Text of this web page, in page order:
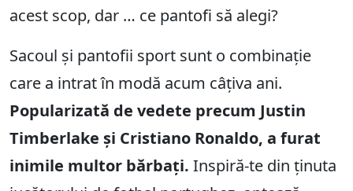
acest scop, dar … ce pantofi să alegi?
Sacoul și pantofii sport sunt o combinație
care a intrat în modă acum câțiva ani.
Popularizată de vedete precum Justin
Timberlake și Cristiano Ronaldo, a furat
inimile multor bărbați. Inspiră-te din ținuta